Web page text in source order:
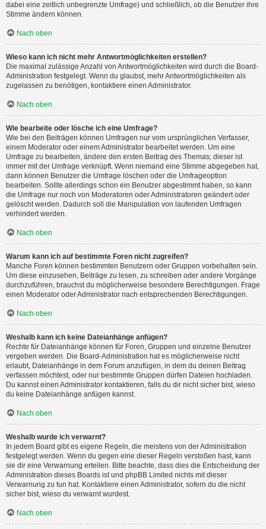
dabei eine zeitlich unbegrenzte Umfrage) und schließlich, ob die Benutzer ihre
Stimme ändern können.
Nach oben
Wieso kann ich nicht mehr Antwortmöglichkeiten erstellen?
Die maximal zulässige Anzahl von Antwortmöglichkeiten wird durch die Board-
Administration festgelegt. Wenn du glaubst, mehr Antwortmöglichkeiten als
zugelassen zu benötigen, kontaktiere einen Administrator.
Nach oben
Wie bearbeite oder lösche ich eine Umfrage?
Wie bei den Beiträgen können Umfragen nur vom ursprünglichen Verfasser,
einem Moderator oder einem Administrator bearbeitet werden. Um eine
Umfrage zu bearbeiten, ändere den ersten Beitrag des Themas; dieser ist
immer mit der Umfrage verknüpft. Wenn niemand eine Stimme abgegeben hat,
dann können Benutzer die Umfrage löschen oder die Umfrageoption
bearbeiten. Sollte allerdings schon ein Benutzer abgestimmt haben, so kann
die Umfrage nur noch von Moderatoren oder Administratoren geändert oder
gelöscht werden. Dadurch soll die Manipulation von laufenden Umfragen
verhindert werden.
Nach oben
Warum kann ich auf bestimmte Foren nicht zugreifen?
Manche Foren können bestimmten Benutzern oder Gruppen vorbehalten sein.
Um diese einzusehen, Beiträge zu lesen, zu schreiben oder andere Vorgänge
durchzuführen, brauchst du möglicherweise besondere Berechtigungen. Frage
einen Moderator oder Administrator nach entsprechenden Berechtigungen.
Nach oben
Weshalb kann ich keine Dateianhänge anfügen?
Rechte für Dateianhänge können für Foren, Gruppen und einzelne Benutzer
vergeben werden. Die Board-Administration hat es möglicherweise nicht
erlaubt, Dateianhänge in dem Forum anzufügen, in dem du deinen Beitrag
verfassen möchtest, oder nur bestimmte Gruppen dürfen Dateien hochladen.
Du kannst einen Administrator kontaktieren, falls du dir nicht sicher bist, wieso
du keine Dateianhänge anfügen kannst.
Nach oben
Weshalb wurde ich verwarnt?
In jedem Board gibt es eigene Regeln, die meistens von der Administration
festgelegt werden. Wenn du gegen eine dieser Regeln verstoßen hast, kann
sie dir eine Verwarnung erteilen. Bitte beachte, dass dies die Entscheidung der
Administration dieses Boards ist und phpBB Limited nichts mit dieser
Verwarnung zu tun hat. Kontaktiere einen Administrator, sofern du die nicht
sicher bist, wieso du verwarnt wurdest.
Nach oben